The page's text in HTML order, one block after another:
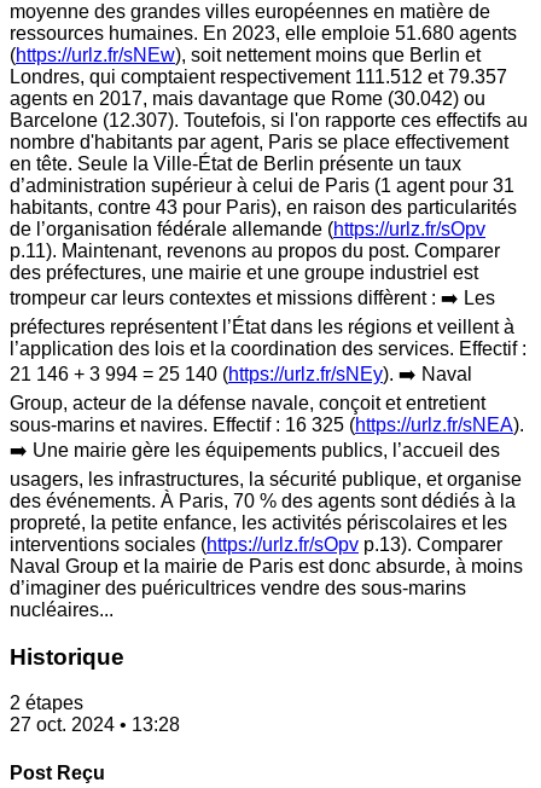
moyenne des grandes villes européennes en matière de
ressources humaines. En 2023, elle emploie 51.680 agents
(https://urlz.fr/sNEw), soit nettement moins que Berlin et
Londres, qui comptaient respectivement 111.512 et 79.357
agents en 2017, mais davantage que Rome (30.042) ou
Barcelone (12.307). Toutefois, si l'on rapporte ces effectifs au
nombre d'habitants par agent, Paris se place effectivement
en tête. Seule la Ville-État de Berlin présente un taux
d’administration supérieur à celui de Paris (1 agent pour 31
habitants, contre 43 pour Paris), en raison des particularités
de l’organisation fédérale allemande (https://urlz.fr/sOpv
p.11). Maintenant, revenons au propos du post. Comparer
des préfectures, une mairie et une groupe industriel est
trompeur car leurs contextes et missions diffèrent : ➡️ Les
préfectures représentent l’État dans les régions et veillent à
l’application des lois et la coordination des services. Effectif :
21 146 + 3 994 = 25 140 (https://urlz.fr/sNEy). ➡️ Naval
Group, acteur de la défense navale, conçoit et entretient
sous-marins et navires. Effectif : 16 325 (https://urlz.fr/sNEA).
➡️ Une mairie gère les équipements publics, l’accueil des
usagers, les infrastructures, la sécurité publique, et organise
des événements. À Paris, 70 % des agents sont dédiés à la
propreté, la petite enfance, les activités périscolaires et les
interventions sociales (https://urlz.fr/sOpv p.13). Comparer
Naval Group et la mairie de Paris est donc absurde, à moins
d’imaginer des puéricultrices vendre des sous-marins
nucléaires...
Historique
2 étapes
27 oct. 2024 • 13:28
Post Reçu